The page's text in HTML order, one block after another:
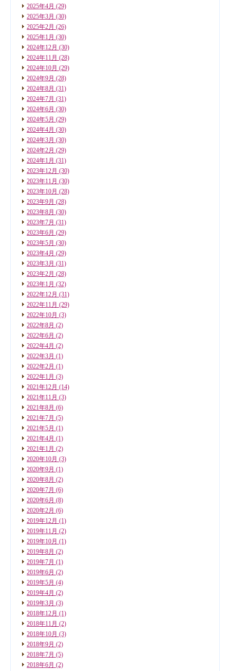
2025年4月 (29)
2025年3月 (30)
2025年2月 (26)
2025年1月 (30)
2024年12月 (30)
2024年11月 (28)
2024年10月 (29)
2024年9月 (28)
2024年8月 (31)
2024年7月 (31)
2024年6月 (30)
2024年5月 (29)
2024年4月 (30)
2024年3月 (30)
2024年2月 (29)
2024年1月 (31)
2023年12月 (30)
2023年11月 (30)
2023年10月 (28)
2023年9月 (28)
2023年8月 (30)
2023年7月 (31)
2023年6月 (29)
2023年5月 (30)
2023年4月 (29)
2023年3月 (31)
2023年2月 (28)
2023年1月 (32)
2022年12月 (31)
2022年11月 (29)
2022年10月 (3)
2022年8月 (2)
2022年6月 (2)
2022年4月 (2)
2022年3月 (1)
2022年2月 (1)
2022年1月 (3)
2021年12月 (14)
2021年11月 (3)
2021年8月 (6)
2021年7月 (5)
2021年5月 (1)
2021年4月 (1)
2021年1月 (2)
2020年10月 (3)
2020年9月 (1)
2020年8月 (2)
2020年7月 (6)
2020年6月 (8)
2020年2月 (6)
2019年12月 (1)
2019年11月 (2)
2019年10月 (1)
2019年8月 (2)
2019年7月 (1)
2019年6月 (2)
2019年5月 (4)
2019年4月 (2)
2019年3月 (3)
2018年12月 (1)
2018年11月 (2)
2018年10月 (3)
2018年9月 (2)
2018年7月 (5)
2018年6月 (2)